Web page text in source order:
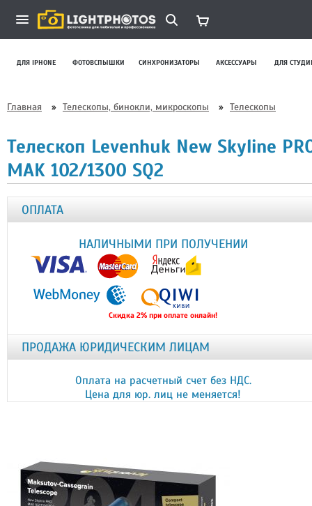
ДЛЯ IPHONE ФОТОВСПЫШКИ СИНХРОНИЗАТОРЫ АКСЕССУАРЫ ДЛЯ
Главная » Телескопы, бинокли, микроскопы » Телескопы
Телескоп Levenhuk New Skyline
MAK 102/1300 SQ2
ОПЛАТА
НАЛИЧНЫМИ ПРИ ПОЛУЧЕНИИ
Скидка 2% при оплате онлайн!
ПРОДАЖА ЮРИДИЧЕСКИМ ЛИЦАМ
Оплата на расчетный счет без НДС.
Цена для юр. лиц не меняется!